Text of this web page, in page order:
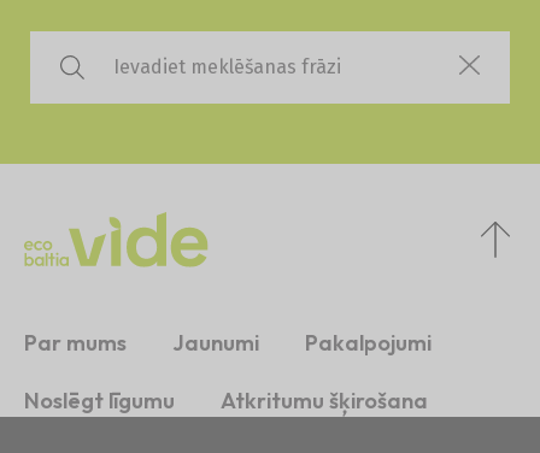
Par mums Jaunumi Pakalpojumi
Noslēgt līgumu Atkritumu šķirošana